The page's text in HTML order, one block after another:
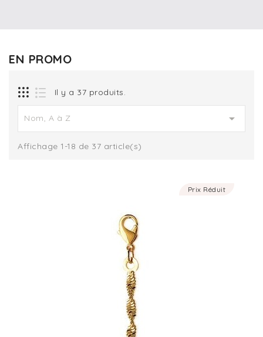
EN PROMO
Il y a 37 produits.
Nom, A à Z 
Affichage 1-18 de 37 article(s)
Prix Réduit